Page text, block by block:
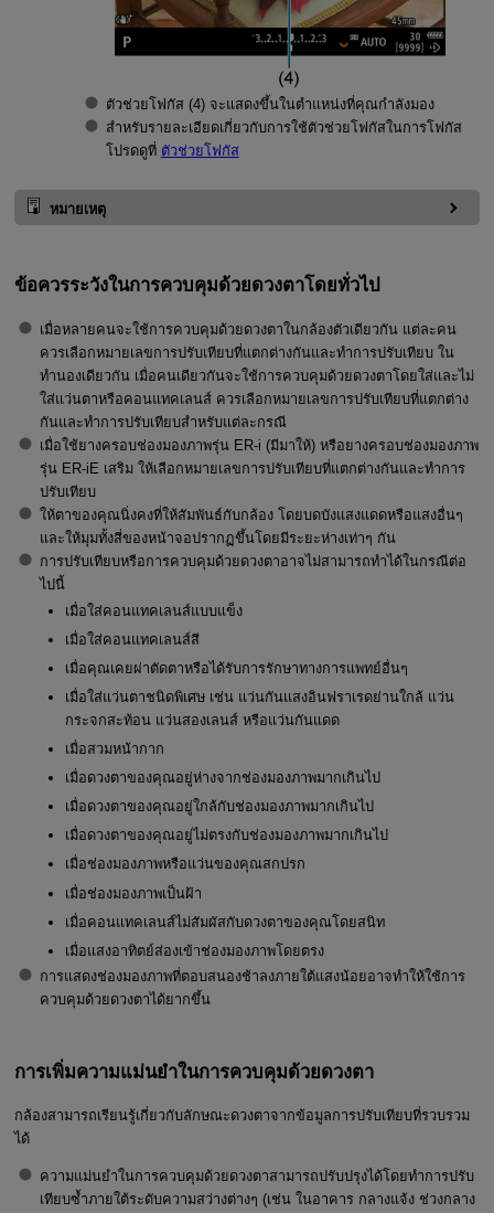
ตัวช่วยโฟกัส (4) จะแสดงขึ้นในตำแหน่งที่คุณกำลังมอง
สำหรับรายละเอียดเกี่ยวกับการใช้ตัวช่วยโฟกัสในการโฟกัส
โปรดดูที่ ตัวช่วยโฟกัส
หมายเหตุ
ข้อควรระวังในการควบคุมด้วยดวงตาโดยทั่วไป
เมื่อหลายคนจะใช้การควบคุมด้วยดวงตาในกล้องตัวเดียวกัน แต่ละคน
ควรเลือกหมายเลขการปรับเทียบที่แตกต่างกันและทำการปรับเทียบ ใน
ทำนองเดียวกัน เมื่อคนเดียวกันจะใช้การควบคุมด้วยดวงตาโดยใส่และไม่
ใส่แว่นตาหรือคอนแทคเลนส์ ควรเลือกหมายเลขการปรับเทียบที่แตกต่าง
กันและทำการปรับเทียบสำหรับแต่ละกรณี
เมื่อใช้ยางครอบช่องมองภาพรุ่น ER-i (มีมาให้) หรือยางครอบช่องมองภาพ
รุ่น ER-iE เสริม ให้เลือกหมายเลขการปรับเทียบที่แตกต่างกันและทำการ
ปรับเทียบ
ให้ตาของคุณนิ่งคงที่ให้สัมพันธ์กับกล้อง โดยบดบังแสงแดดหรือแสงอื่นๆ
และให้มุมทั้งสี่ของหน้าจอปรากฏขึ้นโดยมีระยะห่างเท่าๆ กัน
การปรับเทียบหรือการควบคุมด้วยดวงตาอาจไม่สามารถทำได้ในกรณีต่อ
ไปนี้
เมื่อใส่คอนแทคเลนส์แบบแข็ง
เมื่อใส่คอนแทคเลนส์สี
เมื่อคุณเคยผ่าตัดตาหรือได้รับการรักษาทางการแพทย์อื่นๆ
เมื่อใส่แว่นตาชนิดพิเศษ เช่น แว่นกันแสงอินฟราเรดย่านใกล้ แว่น
กระจกสะท้อน แว่นสองเลนส์ หรือแว่นกันแดด
เมื่อสวมหน้ากาก
เมื่อดวงตาของคุณอยู่ห่างจากช่องมองภาพมากเกินไป
เมื่อดวงตาของคุณอยู่ใกล้กับช่องมองภาพมากเกินไป
เมื่อดวงตาของคุณอยู่ไม่ตรงกับช่องมองภาพมากเกินไป
เมื่อช่องมองภาพหรือแว่นของคุณสกปรก
เมื่อช่องมองภาพเป็นฝ้า
เมื่อคอนแทคเลนส์ไม่สัมผัสกับดวงตาของคุณโดยสนิท
เมื่อแสงอาทิตย์ส่องเข้าช่องมองภาพโดยตรง
การแสดงช่องมองภาพที่ตอบสนองช้าลงภายใต้แสงน้อยอาจทำให้ใช้การ
ควบคุมด้วยดวงตาได้ยากขึ้น
การเพิ่มความแม่นยำในการควบคุมด้วยดวงตา
กล้องสามารถเรียนรู้เกี่ยวกับลักษณะดวงตาจากข้อมูลการปรับเทียบที่รวบรวม
ได้
ความแม่นยำในการควบคุมด้วยดวงตาสามารถปรับปรุงได้โดยทำการปรับ
เทียบซ้ำภายใต้ระดับความสว่างต่างๆ (เช่น ในอาคาร กลางแจ้ง ช่วงกลาง